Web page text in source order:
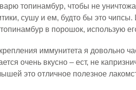
топинамбур, чтобы не
сушу и ем, будто бы это
в порошок, использую
иммунитета я довольно
очень вкусно – ест, не
это отличное полезное